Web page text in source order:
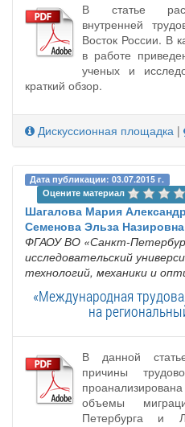
В статье
внутренней
Восток России. В
в работе
ученых и
краткий обзор.
Дискуссионная площадка |
Дата публикации: 03.07.2015 г.
Оцените материал
Шагалова Мария
Семенова Эльза Назировна
ФГАОУ ВО «Санкт-
исследовательский
технологий, механики и
«Международная
на
В данной
причины
объемы
Петербурга и